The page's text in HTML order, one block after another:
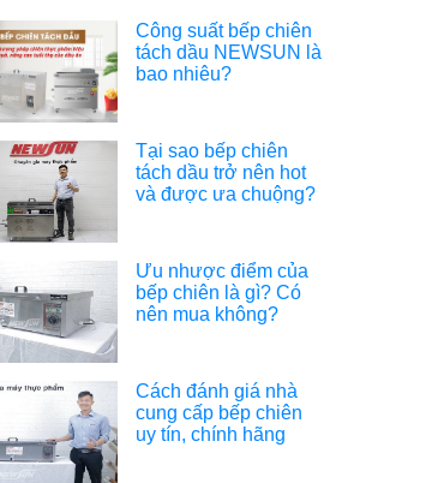
Công suất bếp chiên
tách dầu NEWSUN là
bao nhiêu?
Tại sao bếp chiên
tách dầu trở nên hot
và được ưa chuộng?
Ưu nhược điểm của
bếp chiên là gì? Có
nên mua không?
Cách đánh giá nhà
cung cấp bếp chiên
uy tín, chính hãng